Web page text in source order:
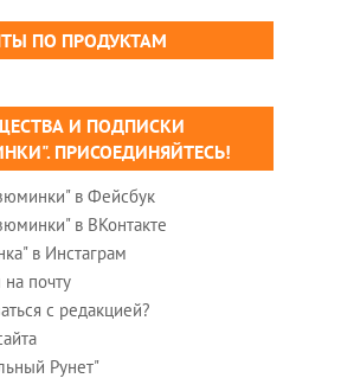
ПО ПРОДУКТАМ
И ПОДПИСКИ
ПРИСОЕДИНЯЙТЕСЬ!
в Фейсбук
в ВКонтакте
в Инстаграм
почту
с редакцией?
Рунет"